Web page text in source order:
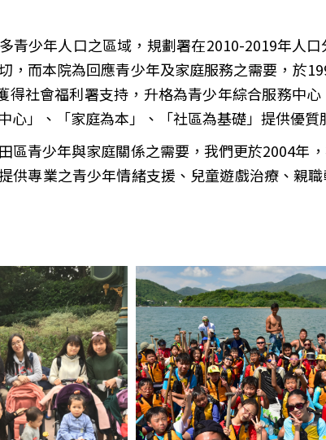
青少年人口之區域，規劃署在2010-2019年人
，而本院為回應青少年及家庭服務之需要，於
得社會福利署支持，升格為青少年綜合服務中
心」、「家庭為本」、「社區為基礎」提供優質
區青少年與家庭關係之需要，我們更於2004年
供專業之青少年情緒支援、兒童遊戲治療、親